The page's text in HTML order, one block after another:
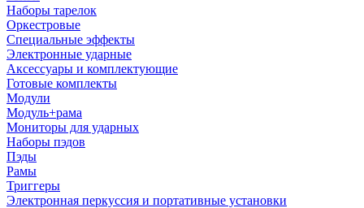
Наборы тарелок
Оркестровые
Специальные эффекты
Электронные ударные
Аксессуары и комплектующие
Готовые комплекты
Модули
Модуль+рама
Мониторы для ударных
Наборы пэдов
Пэды
Рамы
Триггеры
Электронная перкуссия и портативные установки